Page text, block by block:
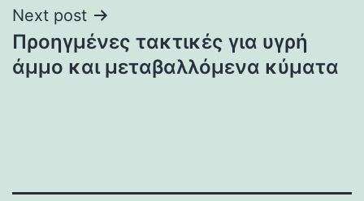
Next post
Προηγμένες τακτικές για υγρή
άμμο και μεταβαλλόμενα κύματα